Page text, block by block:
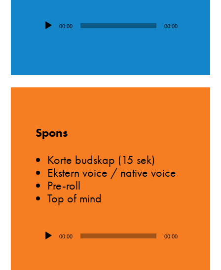
00:00 00:00
Spons
Korte budskap (15 sek)
Ekstern voice / native voice
Pre-roll
Top of mind
00:00 00:00